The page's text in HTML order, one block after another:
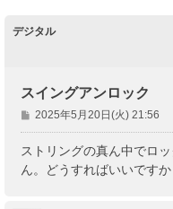
デジタル
スイングアンロック
投
稿
記
2025年5月20日(火) 21:56
ストリングの真ん中でロ
ん。どうすればいいですか